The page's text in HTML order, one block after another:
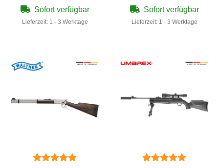
Sofort verfügbar
Lieferzeit: 1 - 3 Werktage
Sofort verfügbar
Lieferzeit: 1 - 3 Werktage